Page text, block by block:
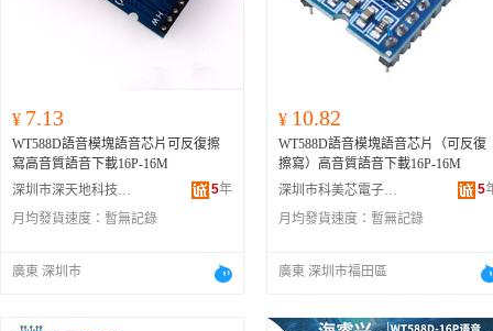
¥ 7.13
WT588D語音模塊語音芯片可反復擦
寫高音質語音下載16P-16M
深圳市深天地科技有限公司
5年
月均發貨速度： 暫無記錄
廣東 深圳市
¥ 10.82
WT588D語音模塊語音芯片（可反復
擦寫）高音質語音下載16P-16M
深圳市科美芯電子有限公司
5
月均發貨速度： 暫無記錄
廣東 深圳市福田區